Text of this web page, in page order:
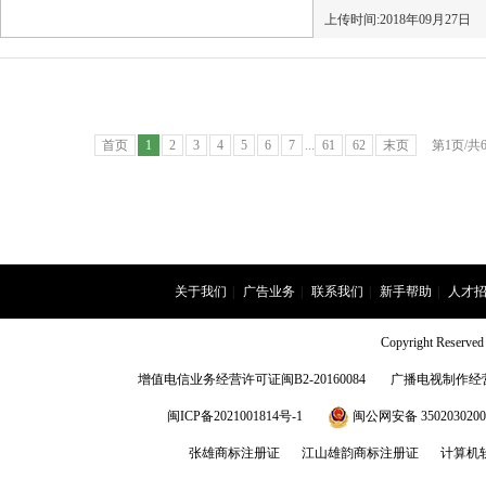
上传时间:2018年09月27日
首页 1 2 3 4 5 6 7 ... 61 62 末页 第1页/共
关于我们 广告业务 联系我们 新手帮助 人才
Copyright
增值电信业务经营许可证闽B2-20160084 广播电视制作经
闽ICP备2021001814号-1 闽公网安备
张雄商标注册证 江山雄韵商标注册证 计算机